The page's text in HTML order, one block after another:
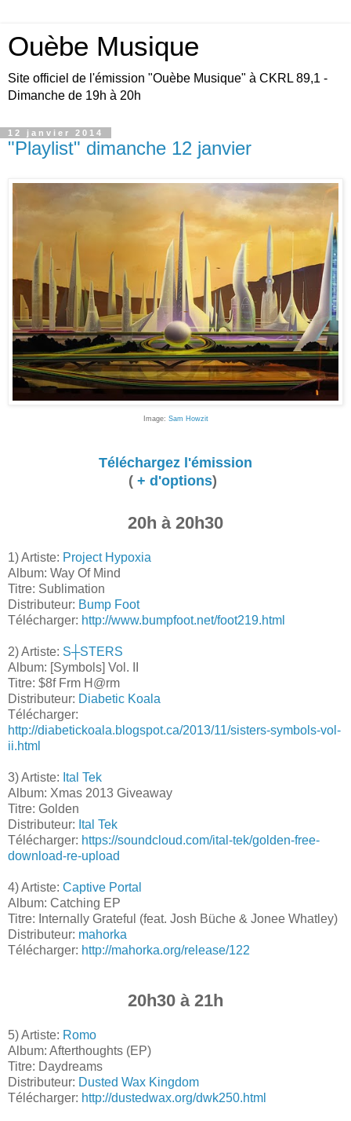
Ouèbe Musique
Site officiel de l'émission "Ouèbe Musique" à CKRL 89,1 -
Dimanche de 19h à 20h
12 janvier 2014
"Playlist" dimanche 12 janvier
Image: Sam Howzit
Téléchargez l'émission
( + d'options)
20h à 20h30
1) Artiste: Project Hypoxia
Album: Way Of Mind
Titre: Sublimation
Distributeur: Bump Foot
Télécharger: http://www.bumpfoot.net/foot219.html
2) Artiste: S┼STERS
Album: [Symbols] Vol. II
Titre: $8f Frm H@rm
Distributeur: Diabetic Koala
Télécharger:
http://diabetickoala.blogspot.ca/2013/11/sisters-symbols-vol-
ii.html
3) Artiste: Ital Tek
Album: Xmas 2013 Giveaway
Titre: Golden
Distributeur: Ital Tek
Télécharger: https://soundcloud.com/ital-tek/golden-free-
download-re-upload
4) Artiste: Captive Portal
Album: Catching EP
Titre: Internally Grateful (feat. Josh Büche & Jonee Whatley)
Distributeur: mahorka
Télécharger: http://mahorka.org/release/122
20h30 à 21h
5) Artiste: Romo
Album: Afterthoughts (EP)
Titre: Daydreams
Distributeur: Dusted Wax Kingdom
Télécharger: http://dustedwax.org/dwk250.html